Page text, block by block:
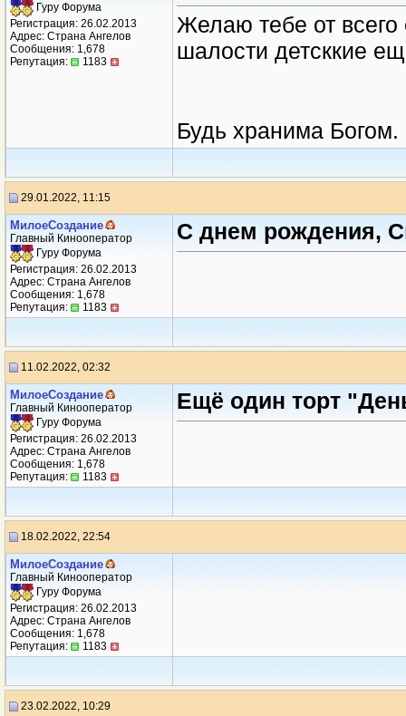
Гуру Форума
Регистрация: 26.02.2013
Адрес: Страна Ангелов
Сообщения: 1,678
Репутация:
1183
Желаю тебе от
шалости детсккие
Будь хранима Богом.
29.01.2022, 11:15
МилоеСоздание
Главный Кинооператор
Гуру Форума
Регистрация: 26.02.2013
Адрес: Страна Ангелов
Сообщения: 1,678
Репутация:
1183
С днем рождения,
11.02.2022, 02:32
МилоеСоздание
Главный Кинооператор
Гуру Форума
Регистрация: 26.02.2013
Адрес: Страна Ангелов
Сообщения: 1,678
Репутация:
1183
Ещё один торт
18.02.2022, 22:54
МилоеСоздание
Главный Кинооператор
Гуру Форума
Регистрация: 26.02.2013
Адрес: Страна Ангелов
Сообщения: 1,678
Репутация:
1183
23.02.2022, 10:29